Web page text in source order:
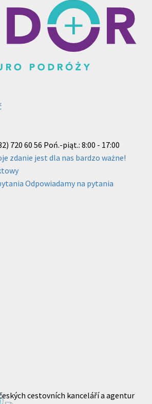
720 60 56 Poń.-piąt.: 8:00 - 17:00
zdanie jest dla nas bardzo ważne!
Odpowiadamy na pytania